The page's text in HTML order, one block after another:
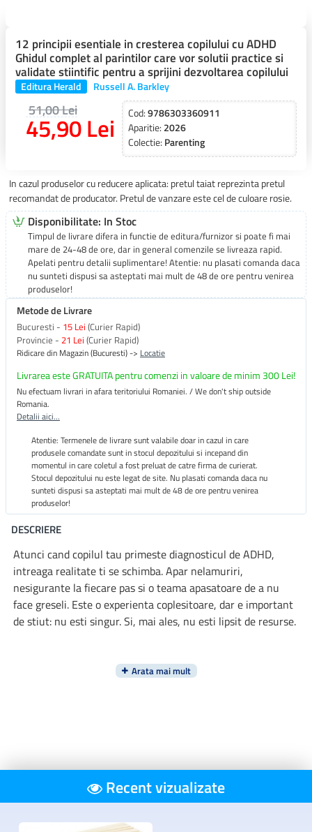
12 principii esentiale in cresterea copilului cu ADHD
Ghidul complet al parintilor care vor solutii practice si
validate stiintific pentru a sprijini dezvoltarea copilului
Editura Herald Russell A. Barkley
45,90 Lei
51,00 Lei Cod:9786303360911
Aparitie: 2026
Colectie: Parenting
Metode de Livrare
Bucuresti - 15 Lei (Curier Rapid)
Provincie - 21 Lei (Curier Rapid)
Ridicare din Magazin (Bucuresti) -> Locatie
Livrarea este GRATUITA pentru comenzi in valoare de minim 300 Lei!
Nu efectuam livrari in afara teritoriului Romaniei. / We don't ship outside
Romania.
Detalii aici...
Atentie: Termenele de livrare sunt valabile doar in cazul in care
produsele comandate sunt in stocul depozitului si incepand din
momentul in care coletul a fost preluat de catre firma de curierat.
Stocul depozitului nu este legat de site. Nu plasati comanda daca nu
sunteti dispusi sa asteptati mai mult de 48 de ore pentru venirea
produselor!
In cazul produselor cu reducere aplicata: pretul taiat reprezinta pretul
recomandat de producator. Pretul de vanzare este cel de culoare rosie.
Disponibilitate: In Stoc
Timpul de livrare difera in functie de editura/furnizor si poate fi mai
mare de 24-48 de ore, dar in general comenzile se livreaza rapid.
Apelati pentru detalii suplimentare! Atentie: nu plasati comanda daca
nu sunteti dispusi sa asteptati mai mult de 48 de ore pentru venirea
produselor!
DESCRIERE
Atunci cand copilul tau primeste diagnosticul de ADHD,
intreaga realitate ti se schimba. Apar nelamuriri,
nesigurante la fiecare pas si o teama apasatoare de a nu
face greseli. Este o experienta coplesitoare, dar e important
de stiut: nu esti singur. Si, mai ales, nu esti lipsit de resurse.
de cercetare stiintifica si practica terapeutica, lucrarea ofera
12 principii esentiale, formulate clar si aplicabil, menite sa
transforme confuzia in directie clara si ingrijorarea in
incredere.
Recent vizualizate